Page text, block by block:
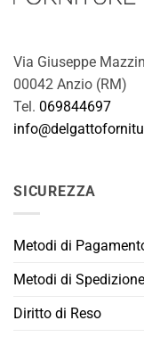
essere
pagina
del
prodotto
Via Giuseppe
00042 Anzio (RM)
Tel. 069844697
SICUREZZA
Metodi di
Metodi di Spedizione
Diritto di Reso